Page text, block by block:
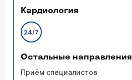
Кардиология
24/7
Остальные направления
Приём специалистов